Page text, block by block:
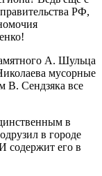
РФ,
А. Шульца
мусорные
В. Сендзяка все
в
в городе
содержит его в